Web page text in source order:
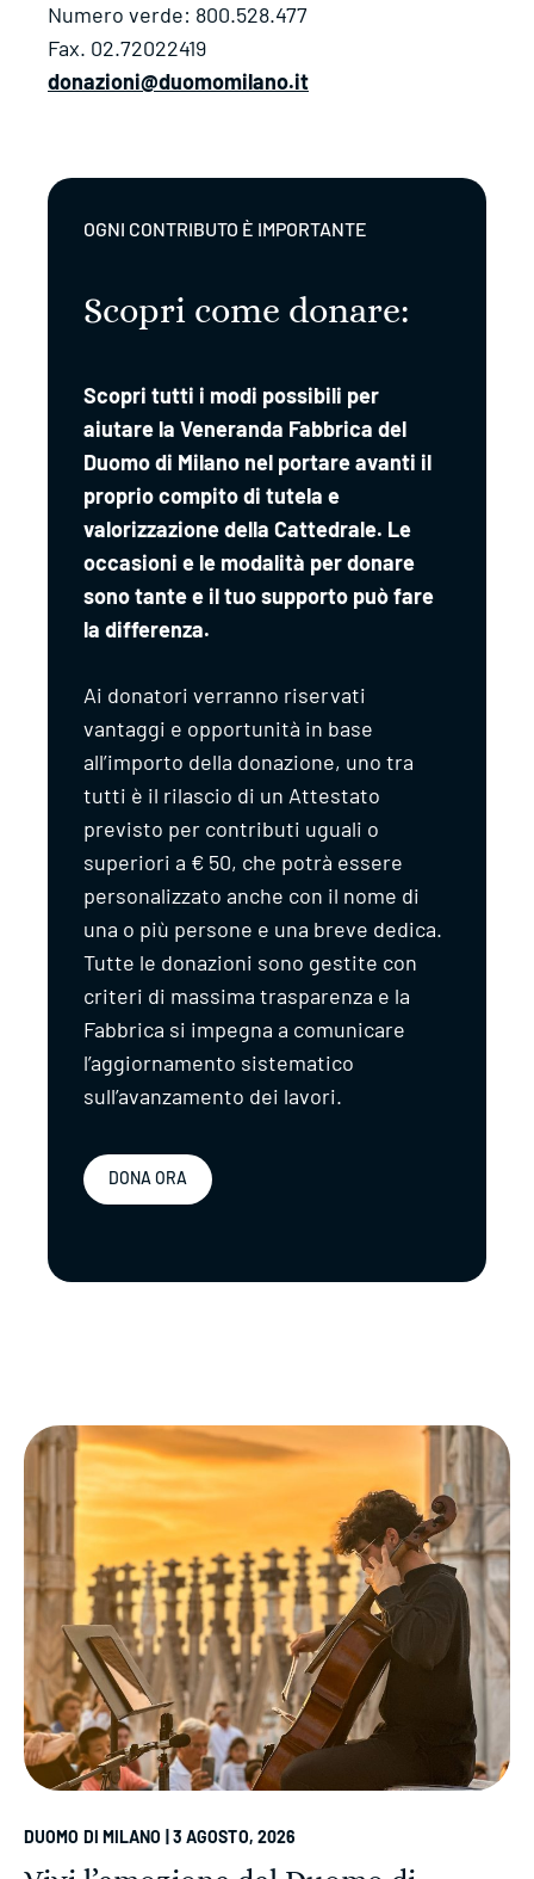
Numero verde: 800.528.477
Fax. 02.72022419
donazioni@duomomilano.it
OGNI CONTRIBUTO È IMPORTANTE
Scopri come donare:
Scopri tutti i modi possibili per
aiutare la Veneranda Fabbrica del
Duomo di Milano nel portare avanti il
proprio compito di tutela e
valorizzazione della Cattedrale. Le
occasioni e le modalità per donare
sono tante e il tuo supporto può fare
la differenza.
Ai donatori verranno riservati
vantaggi e opportunità in base
all’importo della donazione, uno tra
tutti è il rilascio di un Attestato
previsto per contributi uguali o
superiori a € 50, che potrà essere
personalizzato anche con il nome di
una o più persone e una breve dedica.
Tutte le donazioni sono gestite con
criteri di massima trasparenza e la
Fabbrica si impegna a comunicare
l’aggiornamento sistematico
sull’avanzamento dei lavori.
DONA ORA
DUOMO DI MILANO | 3 AGOSTO, 2026